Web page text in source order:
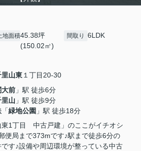
地面積45.38坪
(150.02㎡)
間取り 6LDK
里山東１丁目20‐30
大前 」駅 徒歩6分
里山 」駅 徒歩9分
「緑地公園 」駅 徒歩18分
東1丁目 中古戸建」のここがイチオシ
便局まで373mです♪駅まで徒歩6分の
す♪設備や周辺環境が整っている中古